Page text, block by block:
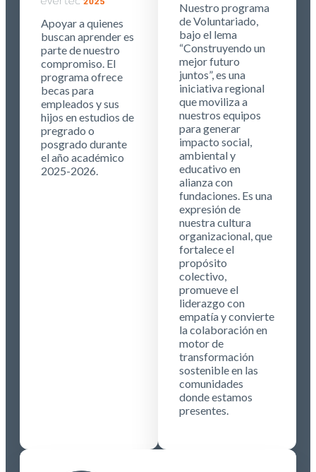
Apoyar a quienes
buscan aprender es
parte de nuestro
compromiso. El
programa ofrece
becas para
empleados y sus
hijos en estudios de
pregrado o
posgrado durante
el año académico
2025-2026.
Nuestro programa
de Voluntariado,
bajo el lema
“Construyendo un
mejor futuro
juntos”, es una
iniciativa regional
que moviliza a
nuestros equipos
para generar
impacto social,
ambiental y
educativo en
alianza con
fundaciones. Es una
expresión de
nuestra cultura
organizacional, que
fortalece el
propósito
colectivo,
promueve el
liderazgo con
empatía y convierte
la colaboración en
motor de
transformación
sostenible en las
comunidades
donde estamos
presentes.